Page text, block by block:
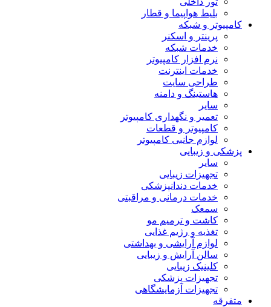
بلیط هواپیما و قطار
کامپیوتر و شبکه
پرینتر و اسکنر
خدمات شبکه
نرم افزار کامپیوتر
خدمات اینترنت
طراحی سایت
هاستینگ و دامنه
سایر
تعمیر و نگهداری کامپیوتر
کامپیوتر و قطعات
لوازم جانبی کامپیوتر
پزشکی و زیبایی
سایر
تجهیزات زیبایی
خدمات دندانپزشکی
خدمات درمانی و مراقبتی
سمعک
کاشت و ترمیم مو
تغذیه و رژیم غذایی
لوازم آرایشی و بهداشتی
سالن آرایش و زیبایی
کلینیک زیبایی
تجهیزات پزشکی
تجهیزات آزمایشگاهی
متفرقه